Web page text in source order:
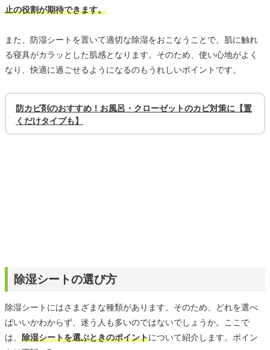
止の役割が期待できます。
また、防湿シートを置いて適切な除湿をおこなうことで、肌に触れ
る寝具がカラッとした肌感となります。そのため、使い心地がよく
なり、快適に過ごせるようになるのもうれしいポイントです。
防カビ剤のおすすめ！お風呂・クローゼットのカビ対策に【置
くだけタイプも】
除湿シートの選び方
除湿シートにはさまざまな種類があります。そのため、どれを選べ
ばいいかわからず、迷う人も多いのではないでしょうか。ここで
は、 除湿シートを選ぶときのポイントについて紹介します。ポイン